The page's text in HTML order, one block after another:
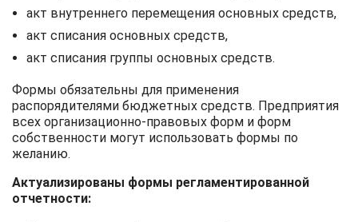
акт внутреннего перемещения основных средств,
акт списания основных средств,
акт списания группы основных средств.
Формы обязательны для применения
распорядителями бюджетных средств. Предприятия
всех организационно-правовых форм и форм
собственности могут использовать формы по
желанию.
Актуализированы формы регламентированной
отчетности: